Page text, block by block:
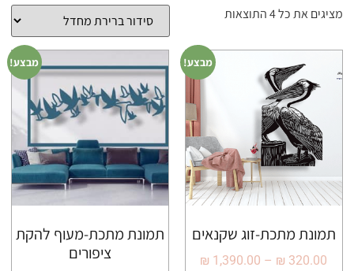
מציגים את כל ⁦4⁩ התוצאות
מבצע!
תמונת מתכת-זוג שקנאים
₪ 320.00
–
₪ 1,390.00
מבצע!
תמונת מתכת-מעוף להקת
ציפורים